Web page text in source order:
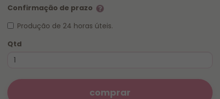
Confirmação de prazo
Produção de 24 horas úteis.
Qtd
comprar